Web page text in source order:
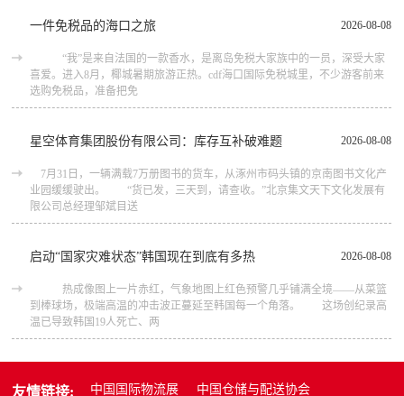
2026-08-08
一件免税品的海口之旅
“我”是来自法国的一款香水，是离岛免税大家族中的一员，深受大家
喜爱。进入8月，椰城暑期旅游正热。cdf海口国际免税城里，不少游客前来
选购免税品，准备把免
2026-08-08
星空体育集团股份有限公司：库存互补破难题
7月31日，一辆满载7万册图书的货车，从涿州市码头镇的京南图书文化产
业园缓缓驶出。 “货已发，三天到，请查收。”北京集文天下文化发展有
限公司总经理邹斌目送
2026-08-08
启动“国家灾难状态”韩国现在到底有多热
热成像图上一片赤红，气象地图上红色预警几乎铺满全境——从菜篮
到棒球场，极端高温的冲击波正蔓延至韩国每一个角落。 这场创纪录高
温已导致韩国19人死亡、两
友情链接: 中国国际物流展 中国仓储与配送协会